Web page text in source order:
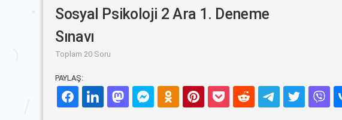
Sosyal Psikoloji 2 Ara 1. Deneme
Sınavı
Toplam 20 Soru
PAYLAŞ: